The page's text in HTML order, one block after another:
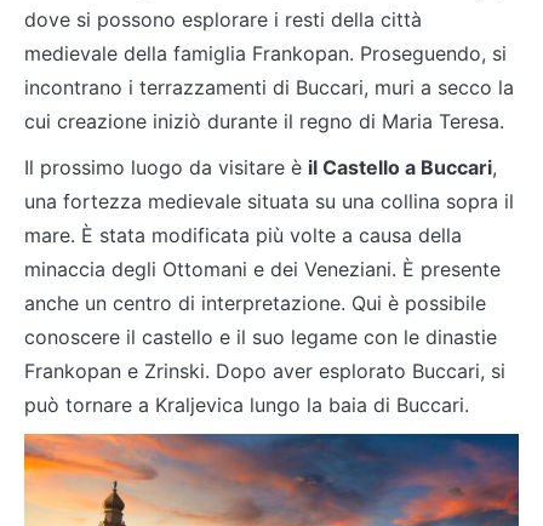
dove si possono esplorare i resti della città
medievale della famiglia Frankopan. Proseguendo, si
incontrano i terrazzamenti di Buccari, muri a secco la
cui creazione iniziò durante il regno di Maria Teresa.
Il prossimo luogo da visitare è il Castello a Buccari,
una fortezza medievale situata su una collina sopra il
mare. È stata modificata più volte a causa della
minaccia degli Ottomani e dei Veneziani. È presente
anche un centro di interpretazione. Qui è possibile
conoscere il castello e il suo legame con le dinastie
Frankopan e Zrinski. Dopo aver esplorato Buccari, si
può tornare a Kraljevica lungo la baia di Buccari.